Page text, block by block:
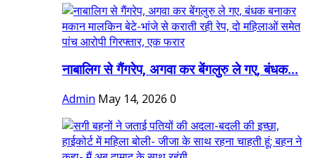
नाबालिग से गैंगरेप, अगवा कर बेंगलुरु ले गए, बंधक...
Admin May 14, 2026 0